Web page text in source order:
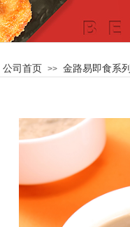
公司首页 >> 金路易即食系列